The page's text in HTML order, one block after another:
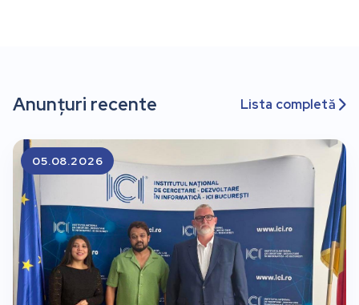
Anunțuri recente Lista completă 
05.08.2026